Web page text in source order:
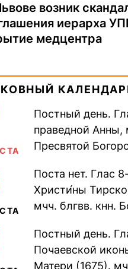
возник
иерарха
медцентра
Постный день.
праведной Анны,
Пресвятой
прп. Евпракси́и
Поста нет. Глас
Христи́ны
мчч. блгвв. кнн.
Дави́да (1015).
Постный день.
Почаевской
Матери (1675).